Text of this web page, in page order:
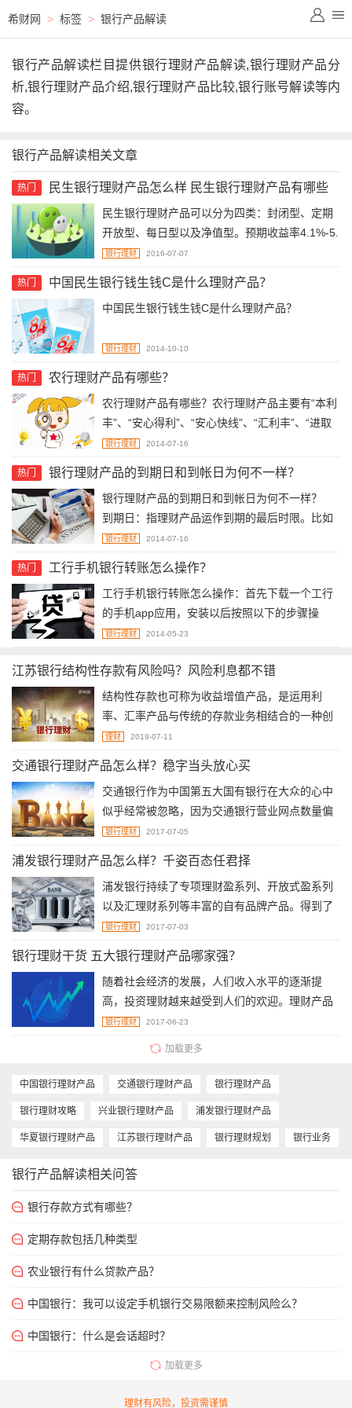
希财网 > 标签 > 银行产品解读
银行产品解读栏目提供银行理财产品解读,银行理财产品分
析,银行理财产品介绍,银行理财产品比较,银行账号解读等内
容。
银行产品解读相关文章
热门 民生银行理财产品怎么样 民生银行理财产品有哪些
民生银行理财产品可以分为四类：封闭型、定期
开放型、每日型以及净值型。预期收益率4.1%-5.
8%。理财期限最短1个月，最长1年。起购点最低
银行理财 2016-07-07
热门 中国民生银行钱生钱C是什么理财产品？
中国民生银行钱生钱C是什么理财产品？
银行理财 2014-10-10
热门 农行理财产品有哪些？
农行理财产品有哪些？农行理财产品主要有“本利
丰”、“安心得利”、“安心快线”、“汇利丰”、“进取
增利”、“境外宝”6大系列，满足保守型、谨慎型、
求，收益较高、期限灵活、安全稳健。
银行理财 2014-07-16
热门 银行理财产品的到期日和到帐日为何不一样？
银行理财产品的到期日和到帐日为何不一样？
到期日：指理财产品运作到期的最后时限。比如
一款理财产品它的到期日是３月３１日，那就是
并非就是３１日一定回到他的账户上，因为在产
品到期后，银行还需要一个资金清算的时间，一
般是１——２个工作日。
银行理财 2014-07-16
热门 工行手机银行转账怎么操作？
工行手机银行转账怎么操作：首先下载一个工行
的手机app应用，安装以后按照以下的步骤操
作。
银行理财 2014-05-23
江苏银行结构性存款有风险吗？风险利息都不错
​结构性存款也可称为收益增值产品，是运用利
率、汇率产品与传统的存款业务相结合的一种创
新存款。 该产品适合于对收益要求较高，对外汇
风险的客户。那么支付宝上的由江苏银行发行的
结构性存款安全吗？今天希财君就带大家一起看
看江苏银行结构性存款的相关内容。
理财 2019-07-11
交通银行理财产品怎么样？稳字当头放心买
交通银行作为中国第五大国有银行在大众的心中
似乎经常被忽略，因为交通银行营业网点数量偏
少，名气更是远远不如中农工建四大银行，所以
产品怎么样呢？总体而言还是不错哦！
银行理财 2017-07-05
浦发银行理财产品怎么样？千姿百态任君择
浦发银行持续了专项理财盈系列、开放式盈系列
以及汇理财系列等丰富的自有品牌产品。得到了
很多理财投资者的青睐，但是还有很多不熟悉浦
怎么样呢？
银行理财 2017-07-03
银行理财干货 五大银行理财产品哪家强？
随着社会经济的发展，人们收入水平的逐渐提
高，投资理财越来越受到人们的欢迎。理财产品
的多样化发展，不同收益率、种类和渠道的理财
五大银行理财产品哪一款更适合你呢？
银行理财 2017-06-23
加载更多
中国银行理财产品 交通银行理财产品 银行理财产品
银行理财攻略 兴业银行理财产品 浦发银行理财产品
华夏银行理财产品 江苏银行理财产品 银行理财规划 银行业务
银行产品解读相关问答
银行存款方式有哪些？
定期存款包括几种类型
农业银行有什么贷款产品？
中国银行：我可以设定手机银行交易限额来控制风险么？
中国银行：什么是会话超时？
加载更多
理财有风险，投资需谨慎